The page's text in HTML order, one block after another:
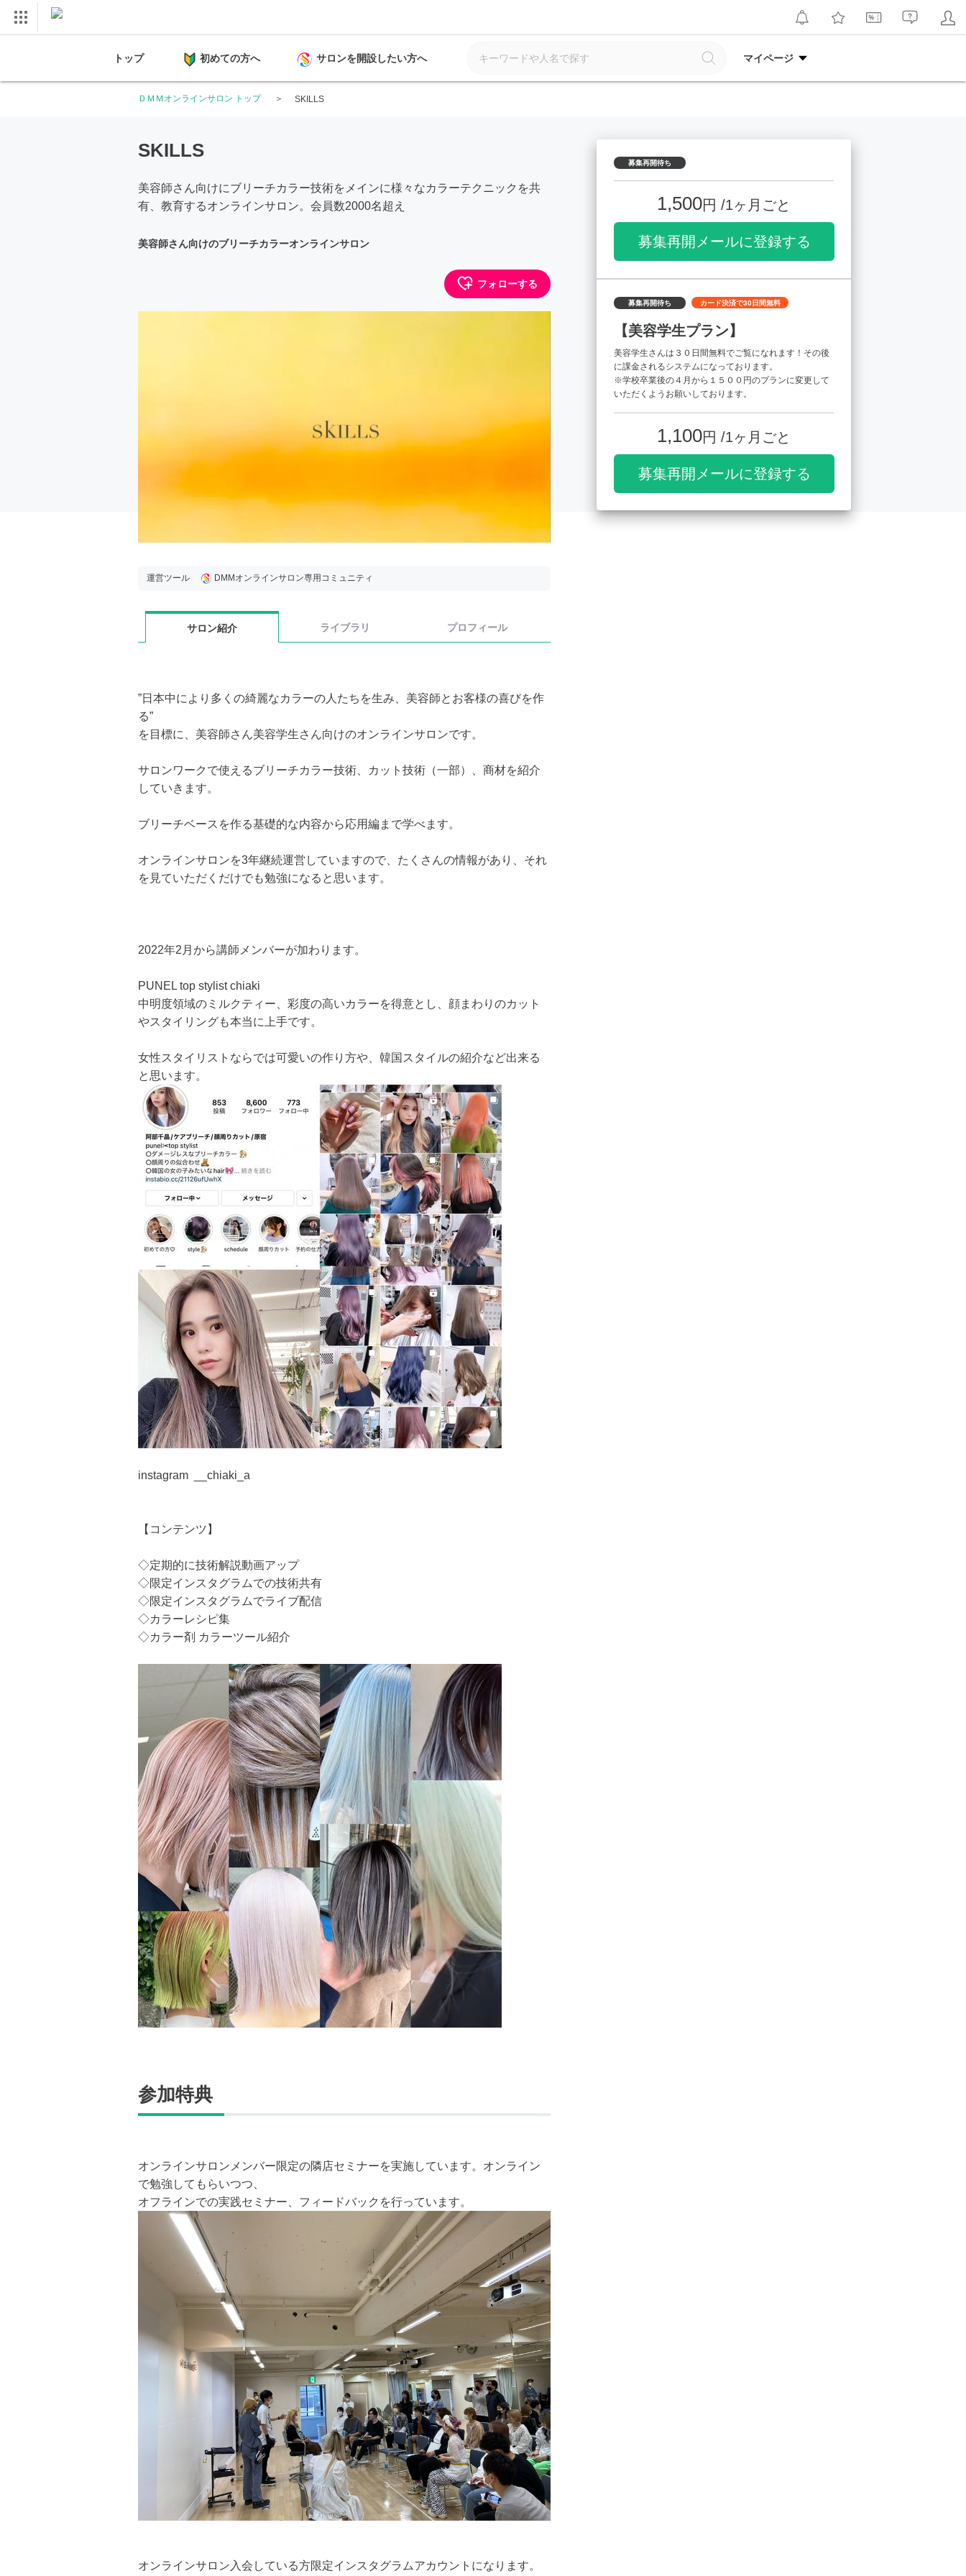
トップ 初めての方へ サロンを開設したい方へ マイページ
ＤＭＭオンラインサロン トップ SKILLS
SKILLS
美容師さん向けにブリーチカラー技術をメインに様々なカラーテクニックを共
有、教育するオンラインサロン。会員数2000名超え
美容師さん向けのブリーチカラーオンラインサロン
フォローする
運営ツール DMMオンラインサロン専用コミュニティ
サロン紹介 ライブラリ プロフィール
”日本中により多くの綺麗なカラーの人たちを生み、美容師とお客様の喜びを作
る”
を目標に、美容師さん美容学生さん向けのオンラインサロンです。
サロンワークで使えるブリーチカラー技術、カット技術（一部）、商材を紹介
していきます。
ブリーチベースを作る基礎的な内容から応用編まで学べます。
オンラインサロンを3年継続運営していますので、たくさんの情報があり、それ
を見ていただくだけでも勉強になると思います。
2022年2月から講師メンバーが加わります。
PUNEL top stylist chiaki
中明度領域のミルクティー、彩度の高いカラーを得意とし、顔まわりのカット
やスタイリングも本当に上手です。
女性スタイリストならでは可愛いの作り方や、韓国スタイルの紹介など出来る
と思います。
instagram __chiaki_a
【コンテンツ】
◇定期的に技術解説動画アップ
◇限定インスタグラムでの技術共有
◇限定インスタグラムでライブ配信
◇カラーレシピ集
◇カラー剤 カラーツール紹介
参加特典
オンラインサロンメンバー限定の隣店セミナーを実施しています。オンライン
で勉強してもらいつつ、
オフラインでの実践セミナー、フィードバックを行っています。
オンラインサロン入会している方限定インスタグラムアカウントになります。
募集再開待ち
1,500円 /1ヶ月ごと
募集再開メールに登録する
募集再開待ち カード決済で30日間無料
【美容学生プラン】
美容学生さんは３０日間無料でご覧になれます！その後
に課金されるシステムになっております。
※学校卒業後の４月から１５００円のプランに変更して
いただくようお願いしております。
1,100円 /1ヶ月ごと
募集再開メールに登録する